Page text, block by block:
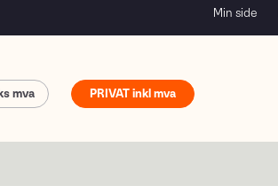
Min side
PRIVAT